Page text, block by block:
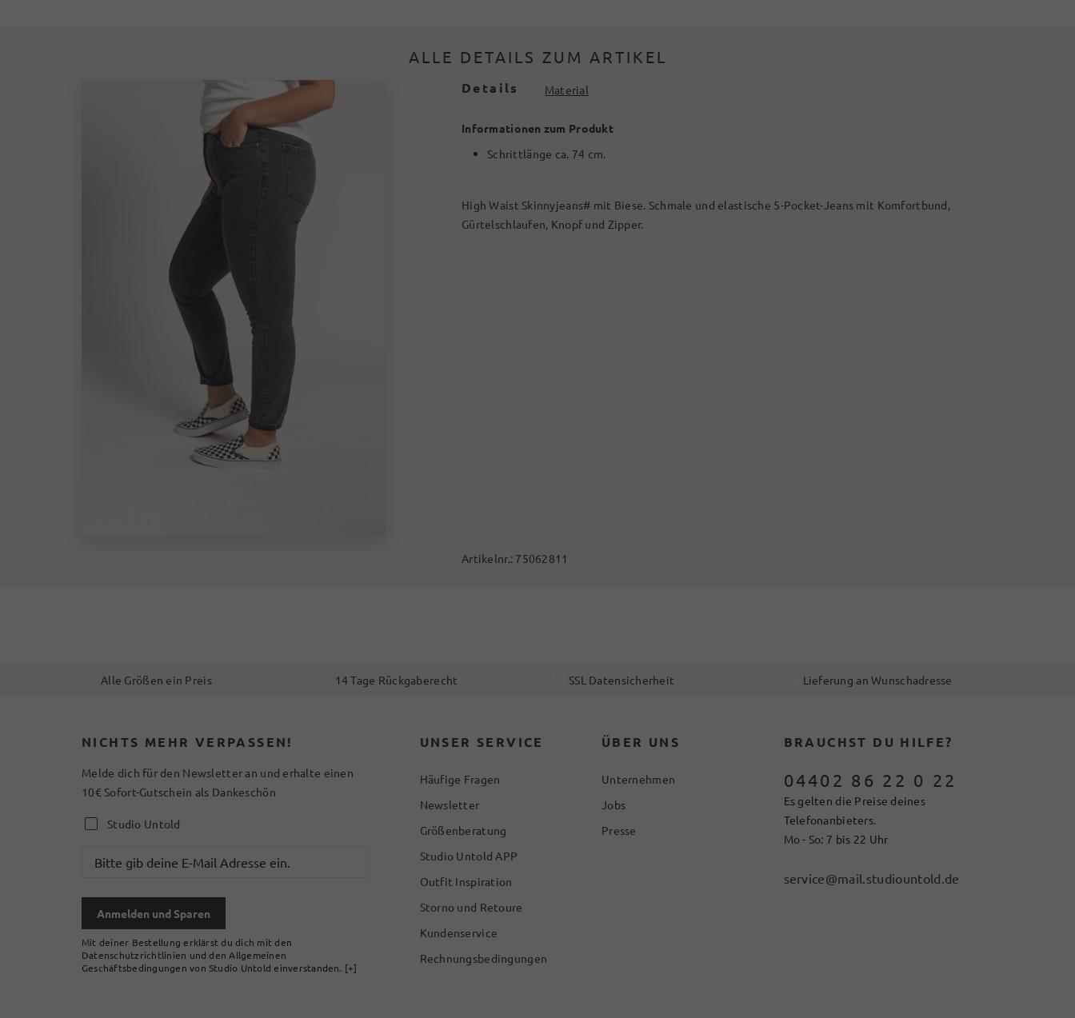
ALLE DETAILS ZUM ARTIKEL
Details Material
Informationen zum Produkt
Schrittlänge ca. 74 cm.
High Waist Skinnyjeans# mit Biese. Schmale und elastische 5-Pocket-Jeans mit Komfortbund,
Gürtelschlaufen, Knopf und Zipper.
Artikelnr.: 75062811
Alle Größen ein Preis 14 Tage Rückgaberecht SSL Datensicherheit Lieferung an Wunschadresse
NICHTS MEHR VERPASSEN!
Melde dich für den Newsletter an und erhalte einen
10€ Sofort-Gutschein als Dankeschön
Studio Untold
Anmelden und Sparen
Mit deiner Bestellung erklärst du dich mit den
Datenschutzrichtlinien und den Allgemeinen
Geschäftsbedingungen von Studio Untold einverstanden. [+]
UNSER SERVICE
Häufige Fragen
Newsletter
Größenberatung
Studio Untold APP
Outfit Inspiration
Storno und Retoure
Kundenservice
Rechnungsbedingungen
ÜBER UNS
Unternehmen
Jobs
Presse
BRAUCHST DU HILFE?
04402 86 22 0 22
Es gelten die Preise deines
Telefonanbieters.
Mo - So: 7 bis 22 Uhr
service@mail.studiountold.de